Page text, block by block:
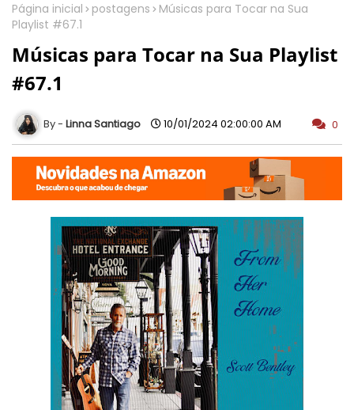
Página inicial postagens
Músicas para Tocar na Sua
Playlist #67.1
Músicas para Tocar na Sua Playlist
#67.1
Linna Santiago 10/01/2024 02:00:00 AM 0